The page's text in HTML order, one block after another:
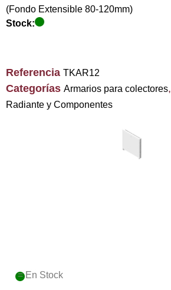
(Fondo Extensible 80-120mm)
Stock:
Referencia TKAR12
Categorías Armarios para colectores,
Radiante y Componentes
= En Stock